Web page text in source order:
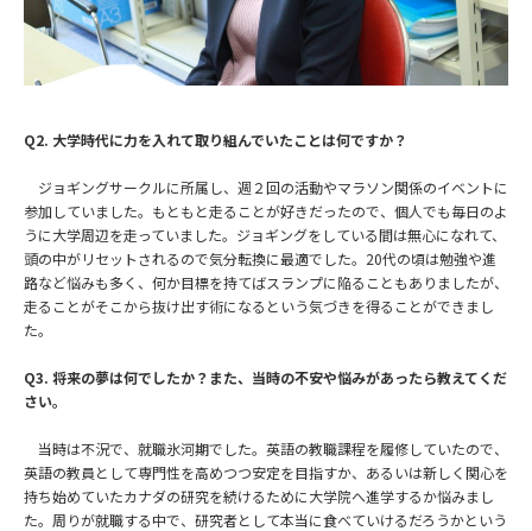
Q2. 大学時代に力を入れて取り組んでいたことは何ですか？
ジョギングサークルに所属し、週２回の活動やマラソン関係のイベントに
参加していました。もともと走ることが好きだったので、個人でも毎日のよ
うに大学周辺を走っていました。ジョギングをしている間は無心になれて、
頭の中がリセットされるので気分転換に最適でした。20代の頃は勉強や進
路など悩みも多く、何か目標を持てばスランプに陥ることもありましたが、
走ることがそこから抜け出す術になるという気づきを得ることができまし
た。
Q3. 将来の夢は何でしたか？また、当時の不安や悩みがあったら教えてくだ
さい。
当時は不況で、就職氷河期でした。英語の教職課程を履修していたので、
英語の教員として専門性を高めつつ安定を目指すか、あるいは新しく関心を
持ち始めていたカナダの研究を続けるために大学院へ進学するか悩みまし
た。周りが就職する中で、研究者として本当に食べていけるだろうかという